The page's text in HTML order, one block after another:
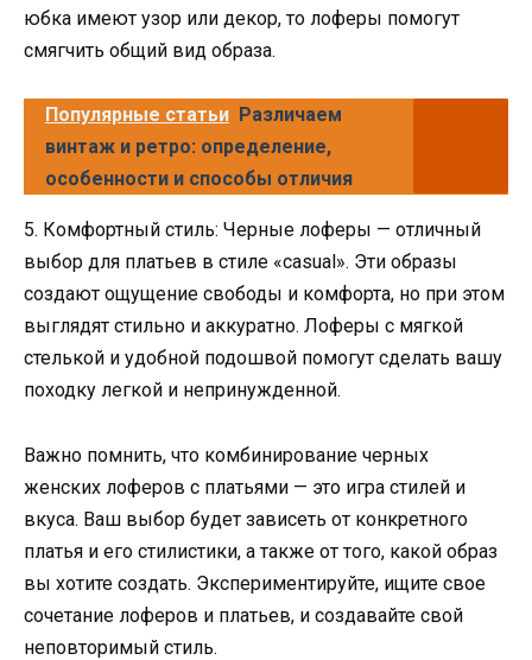
юбка имеют узор или декор, то лоферы помогут
смягчить общий вид образа.
Популярные статьи Различаем
винтаж и ретро: определение,
особенности и способы отличия
5. Комфортный стиль: Черные лоферы — отличный
выбор для платьев в стиле «casual». Эти образы
создают ощущение свободы и комфорта, но при этом
выглядят стильно и аккуратно. Лоферы с мягкой
стелькой и удобной подошвой помогут сделать вашу
походку легкой и непринужденной.
Важно помнить, что комбинирование черных
женских лоферов с платьями — это игра стилей и
вкуса. Ваш выбор будет зависеть от конкретного
платья и его стилистики, а также от того, какой образ
вы хотите создать. Экспериментируйте, ищите свое
сочетание лоферов и платьев, и создавайте свой
неповторимый стиль.